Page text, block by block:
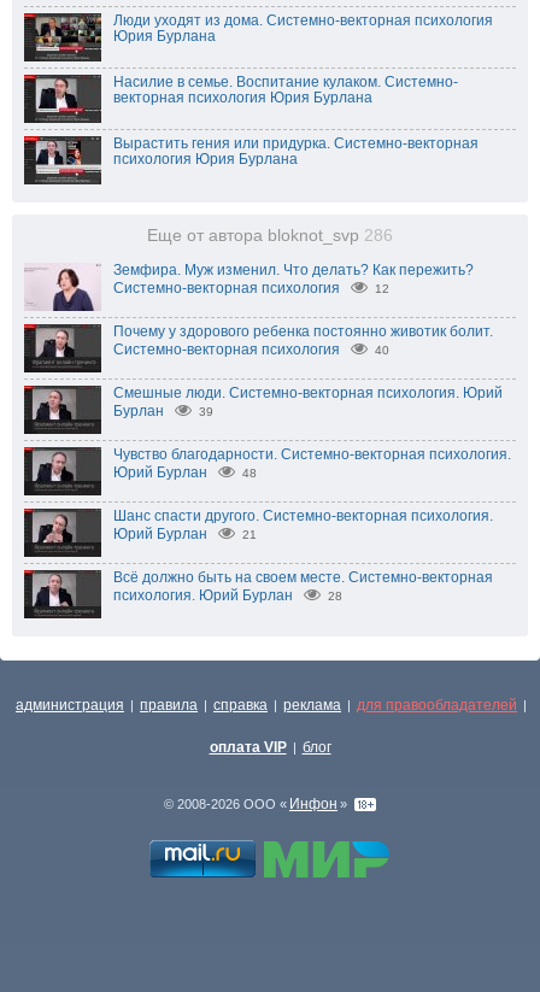
Люди уходят из дома. Системно-векторная психология
Юрия Бурлана
Насилие в семье. Воспитание кулаком. Системно-
векторная психология Юрия Бурлана
Вырастить гения или придурка. Системно-векторная
психология Юрия Бурлана
Еще от автора bloknot_svp 286
Земфира. Муж изменил. Что делать? Как пережить?
Системно-векторная психология
12
Почему у здорового ребенка постоянно животик болит.
Системно-векторная психология
40
Смешные люди. Системно-векторная психология. Юрий
Бурлан
39
Чувство благодарности. Системно-векторная психология.
Юрий Бурлан
48
Шанс спасти другого. Системно-векторная психология.
Юрий Бурлан
21
Всё должно быть на своем месте. Системно-векторная
психология. Юрий Бурлан
28
администрация | правила | справка | реклама | для правообладателей |
оплата VIP | блог
© 2008-2026 ООО « Инфон »